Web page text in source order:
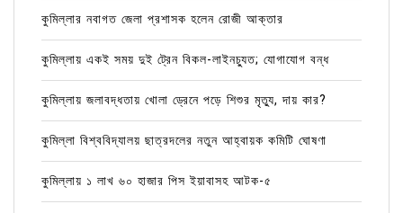
কুমিল্লার নবাগত জেলা প্রশাসক হলেন রোজী আক্তার
কুমিল্লায় একই সময় দুই ট্রেন বিকল-লাইনচ্যুত; যোগাযোগ বন্ধ
কুমিল্লায় জলাবদ্ধতায় খোলা ড্রেনে পড়ে শিশুর মৃত্যু, দায় কার?
কুমিল্লা বিশ্ববিদ্যালয় ছাত্রদলের নতুন আহ্বায়ক কমিটি ঘোষণা
কুমিল্লায় ১ লাখ ৬০ হাজার পিস ইয়াবাসহ আটক-৫